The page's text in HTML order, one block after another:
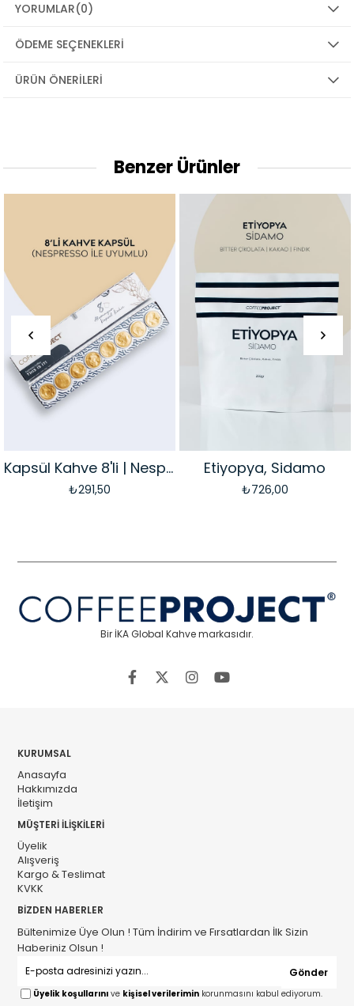
YORUMLAR(0)
ÖDEME SEÇENEKLERI
ÜRÜN ÖNERILERI
Benzer Ürünler
Kapsül Kahve 8'li | Nespresso Uyumlu
₺291,50
Etiyopya, Sidamo
₺726,00
Bir İKA Global Kahve markasıdır.
KURUMSAL
Anasayfa
Hakkımızda
İletişim
MÜŞTERİ İLİŞKİLERİ
Üyelik
Alışveriş
Kargo & Teslimat
KVKK
BİZDEN HABERLER
Bültenimize Üye Olun ! Tüm İndirim ve Fırsatlardan İlk Sizin
Haberiniz Olsun !
Gönder
Üyelik koşullarını ve kişisel verilerimin korunmasını kabul ediyorum.